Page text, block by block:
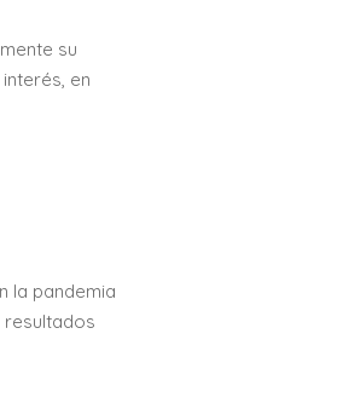
su
en
la pandemia